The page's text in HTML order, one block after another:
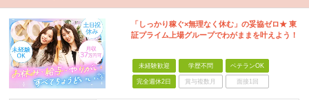
「しっかり稼ぐ×無理なく休む」の妥協ゼロ★ 東
証プライム上場グループでわがままを叶えよう！
未経験歓迎 学歴不問 ベテランOK
完全週休2日 賞与複数月 面接1回